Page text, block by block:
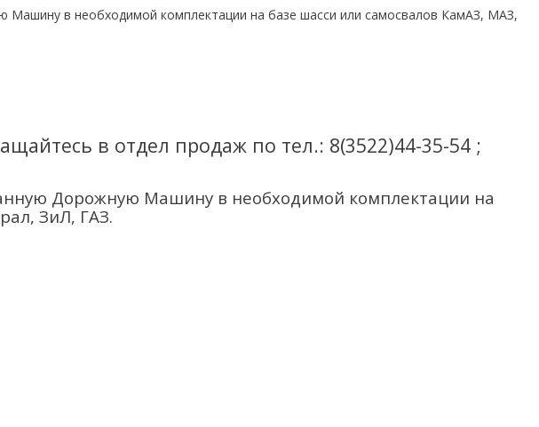
в необходимой комплектации на базе шасси или самосвалов КамАЗ, МАЗ,
в отдел продаж по тел.: 8(3522)44-35-54 ;
Дорожную Машину в необходимой комплектации на
ЗиЛ, ГАЗ.